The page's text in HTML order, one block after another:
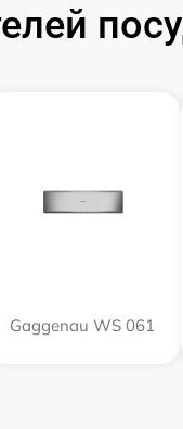
Gaggenau WS 061